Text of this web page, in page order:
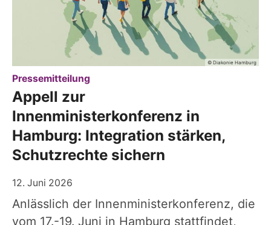
© Diakonie Hamburg
Pressemitteilung
Appell zur
Innenministerkonferenz in
Hamburg: Integration stärken,
Schutzrechte sichern
12. Juni 2026
Anlässlich der Innenministerkonferenz, die
vom 17.-19. Juni in Hamburg stattfindet,